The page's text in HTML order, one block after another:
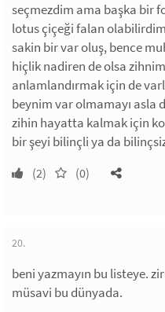
seçmezdim ama başka bir
lotus çiçeği falan
sakin bir var oluş, bence
hiçlik nadiren de olsa
anlamlandırmak için de
beynim var olmamayı asla
zihin hayatta kalmak için
bir şeyi bilinçli ya da
(2) (0)
20.
beni yazmayın bu listeye.
müsavi bu dünyada.